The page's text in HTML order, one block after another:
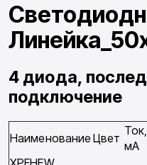
4 диода,
подключение
Наименование Цвет
Ток,
мA